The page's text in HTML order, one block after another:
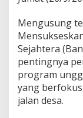
Mengusung
Sejahtera
pentingnya
program
yang
jalan desa.